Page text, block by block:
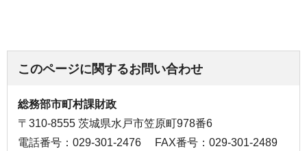
このページに関するお問い合わせ
総務部市町村課財政
〒310-8555 茨城県水戸市笠原町978番6
電話番号：029-301-2476
FAX番号：029-301-2489